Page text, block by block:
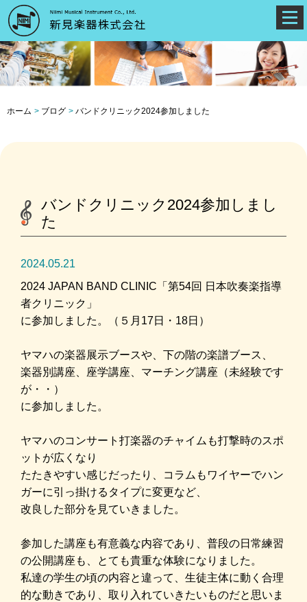
ホーム ブログ バンドクリニック2024参加しました
バンドクリニック2024参加しまし
た
2024.05.21
2024 JAPAN BAND CLINIC「第54回 日本吹奏楽指導
者クリニック」
に参加しました。（５月17日・18日）
ヤマハの楽器展示ブースや、下の階の楽譜ブース、
楽器別講座、座学講座、マーチング講座（未経験です
が・・）
に参加しました。
ヤマハのコンサート打楽器のチャイムも打撃時のスポ
ットが広くなり
たたきやすい感じだったり、コラムもワイヤーでハン
ガーに引っ掛けるタイプに変更など、
改良した部分を見ていきました。
参加した講座も有意義な内容であり、普段の日常練習
の公開講座も、とても貴重な体験になりました。
私達の学生の頃の内容と違って、生徒主体に動く合理
的な動きであり、取り入れていきたいものだと思いま